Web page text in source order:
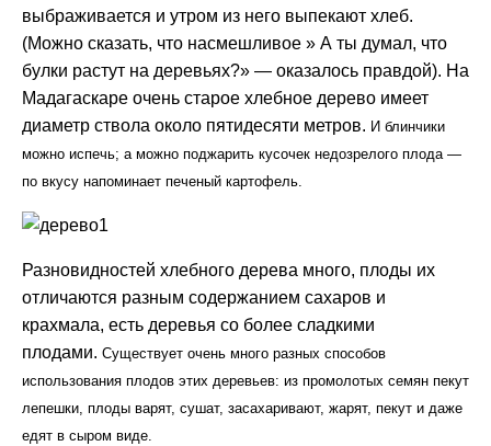
выбраживается и утром из него выпекают хлеб.
(Можно сказать, что насмешливое » А ты думал, что
булки растут на деревьях?» — оказалось правдой). На
Мадагаскаре очень старое хлебное дерево имеет
диаметр ствола около пятидесяти метров. И блинчики
можно испечь; а можно поджарить кусочек недозрелого плода —
по вкусу напоминает печеный картофель.
Разновидностей хлебного дерева много, плоды их
отличаются разным содержанием сахаров и
крахмала, есть деревья со более сладкими
плодами. Существует очень много разных способов
использования плодов этих деревьев: из промолотых семян пекут
лепешки, плоды варят, сушат, засахаривают, жарят, пекут и даже
едят в сыром виде.